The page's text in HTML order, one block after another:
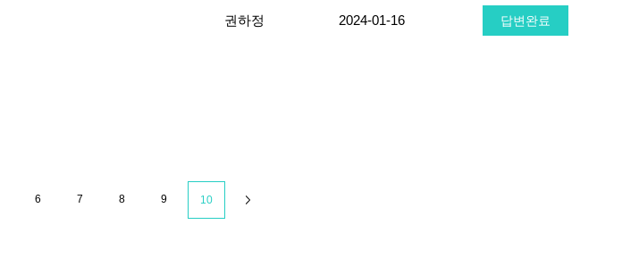
권하정 2024-01-16 답변완료
6 7 8 9 10